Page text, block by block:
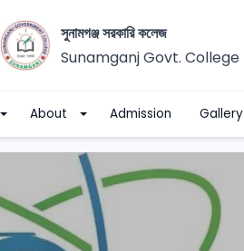
সুনামগঞ্জ সরকারি কলেজ
Sunamganj Govt. College
About Admission Gallery